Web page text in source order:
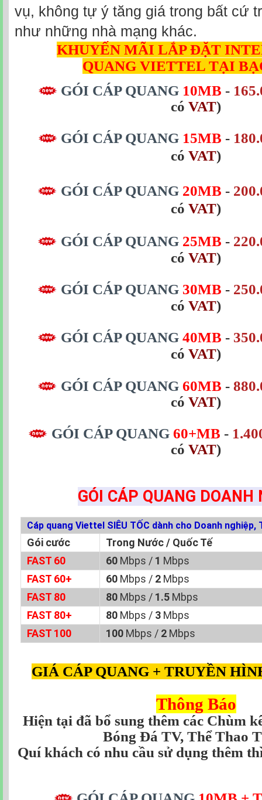
vụ, không tự ý tăng giá trong bất cứ
như những nhà mạng khác.
KHUYẾN MÃI LẮP ĐẶT
QUANG VIETTEL TẠI
GÓI CÁP QUANG 10MB -
có VAT)
GÓI CÁP QUANG 15MB -
có VAT)
GÓI CÁP QUANG 20MB -
có VAT)
GÓI CÁP QUANG 25MB -
có VAT)
GÓI CÁP QUANG 30MB -
có VAT)
GÓI CÁP QUANG 40MB -
có VAT)
GÓI CÁP QUANG 60MB -
có VAT)
GÓI CÁP QUANG 60+MB -
có VAT)
GÓI CÁP QUANG DOANH
Cáp quang Viettel SIÊU TỐC dành cho Doanh nghiệp,
Gói cước
Trong Nước / Quốc Tế
FAST 60
60 Mbps / 1 Mbps
FAST 60+
60 Mbps / 2 Mbps
FAST 80
80 Mbps / 1.5 Mbps
FAST 80+
80 Mbps / 3 Mbps
FAST 100
100 Mbps / 2 Mbps
GIÁ CÁP QUANG + TRUYỀN
Thông Báo
Hiện tại đã bổ sung thêm các Chùm
Bóng Đá TV, Thể Thao
Quí khách có nhu cầu sử dụng thêm